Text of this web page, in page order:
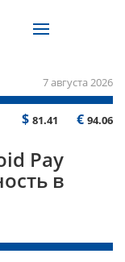
7 августа 2026
$ 81.41 € 94.06
Pay
в